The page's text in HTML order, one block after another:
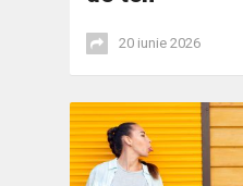
20 iunie 2026